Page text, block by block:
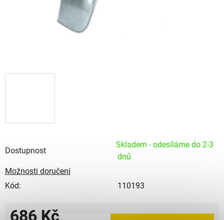
Dostupnost
Skladem - odesíláme do 2-3
dnů
Možnosti doručení
Kód:
110193
686 Kč